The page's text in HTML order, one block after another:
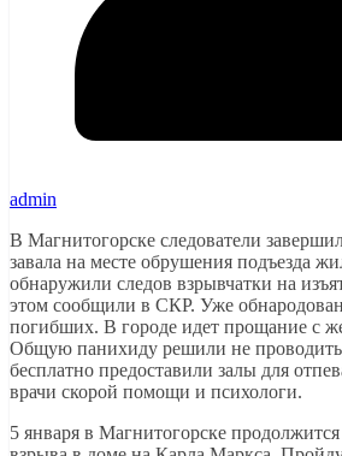
admin
В Магнитогорске следователи
завала на месте обрушения подъезда
обнаружили следов взрывчатки на
этом сообщили в СКР. Уже
погибших. В городе идет прощание с
Общую панихиду решили не
бесплатно предоставили залы для
врачи скорой помощи и психологи.
5 января в Магнитогорске